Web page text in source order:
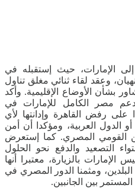
الإمارات، حيث إستقبله في
وعقد لقاء ثنائي مغلق تناول
بشأن الأوضاع الإقليمية. وأكد
مصر الكامل للإمارات في
على رفض القاهرة وإدانتها لأي
الدول العربية، ومؤكدا أن أمن
القومي المصري. كما إستعرض
التصعيد والدفع نحو الحلول
الإمارات بالزيارة، معتبرا أنها
ومثمنا الدور المصري في
بين الجانبين.